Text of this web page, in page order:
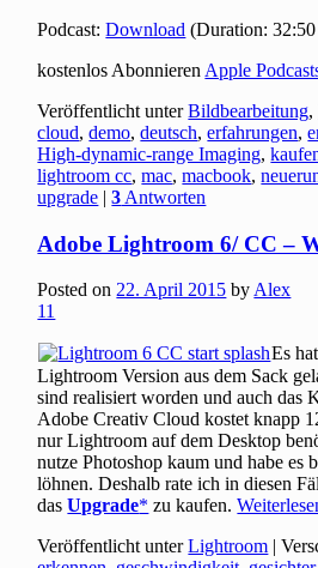
Podcast:Download (Duration:
kostenlos Abonnieren Apple
Veröffentlicht unter Bildbearbeitung,
cloud,demo,deutsch,erfahrungen,
High-dynamic-range Imaging,
lightroom cc,mac,macbook,
upgrade |3 Antworten
Adobe Lightroom 6/ CC –
Posted on22. April 2015 byAlex
11
Es
Lightroom Version aus dem Sack
sind realisiert worden und auch
Adobe Creativ Cloud kostet knapp
nur Lightroom auf dem Desktop
nutze Photoshop kaum und habe
löhnen. Deshalb rate ich in diesen
dasUpgrade zu kaufen.
Veröffentlicht unter Lightroom |